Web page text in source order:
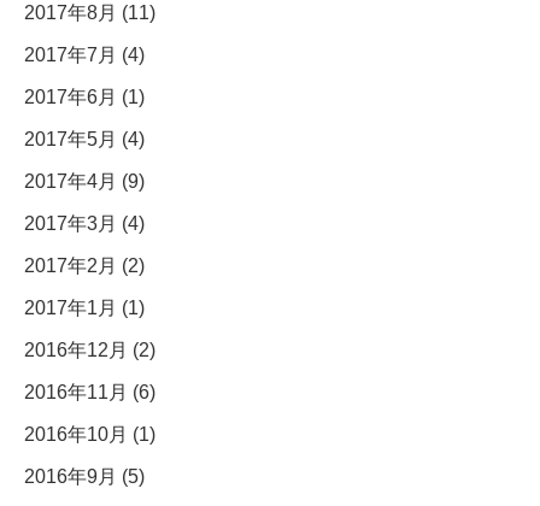
2017年8月 (11)
2017年7月 (4)
2017年6月 (1)
2017年5月 (4)
2017年4月 (9)
2017年3月 (4)
2017年2月 (2)
2017年1月 (1)
2016年12月 (2)
2016年11月 (6)
2016年10月 (1)
2016年9月 (5)